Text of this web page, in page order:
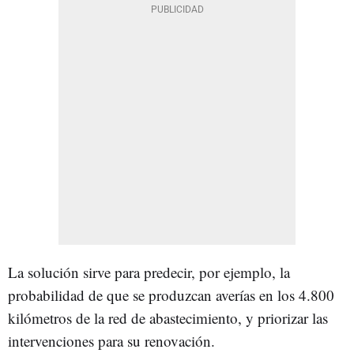
La solución sirve para predecir, por ejemplo, la
probabilidad de que se produzcan averías en los 4.800
kilómetros de la red de abastecimiento, y priorizar las
intervenciones para su renovación.